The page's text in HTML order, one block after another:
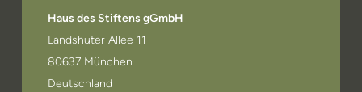
Haus des Stiftens gGmbH
Landshuter Allee 11
80637 München
Deutschland